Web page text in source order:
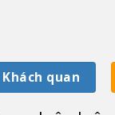
Khách quan